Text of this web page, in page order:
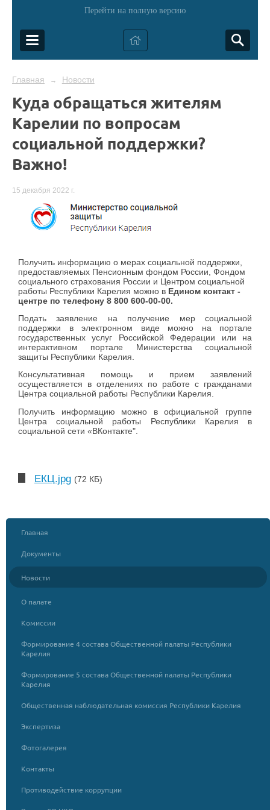
Перейти на полную версию
Главная → Новости
Куда обращаться жителям
Карелии по вопросам
социальной поддержки?
Важно!
15 декабря 2022 г.
Получить информацию о мерах социальной поддержки,
предоставляемых Пенсионным фондом России, Фондом
социального страхования России и Центром социальной
работы Республики Карелия можно в Едином контакт -
центре по телефону 8 800 600-00-00.
Подать заявление на получение мер социальной
поддержки в электронном виде можно на портале
государственных услуг Российской Федерации или на
интерактивном портале Министерства социальной
защиты Республики Карелия.
Консультативная помощь и прием заявлений
осуществляется в отделениях по работе с гражданами
Центра социальной работы Республики Карелия.
Получить информацию можно в официальной группе
Центра социальной работы Республики Карелия в
социальной сети «ВКонтакте".
ЕКЦ.jpg (72 КБ)
Главная
Документы
Новости
О палате
Комиссии
Формирование 4 состава Общественной палаты Республики
Карелия
Формирование 5 состава Общественной палаты Республики
Карелия
Общественная наблюдательная комиссия Республики Карелия
Экспертиза
Фотогалерея
Контакты
Противодействие коррупции